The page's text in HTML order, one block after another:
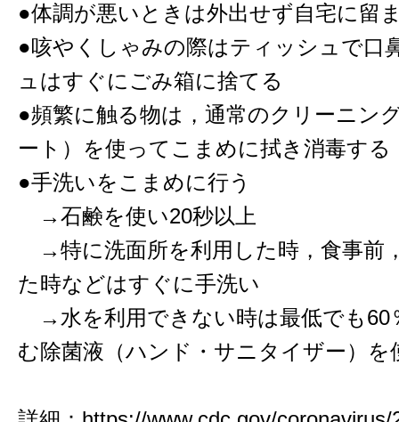
●体調が悪いときは外出せず自宅に留
●咳やくしゃみの際はティッシュで口
ュはすぐにごみ箱に捨てる
●頻繁に触る物は，通常のクリーニン
ート）を使ってこまめに拭き消毒する
●手洗いをこまめに行う
→石鹸を使い20秒以上
→特に洗面所を利用した時，食事前
た時などはすぐに手洗い
→水を利用できない時は最低でも60
む除菌液（ハンド・サニタイザー）を